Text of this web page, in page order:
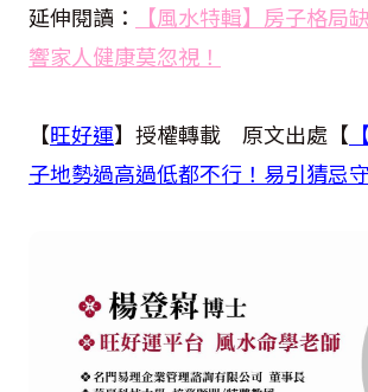
延伸閱讀：
【風水特輯】房子格局
響家人健康莫忽視！
【旺好運】授權轉載 原文出處【
子地勢過高過低都不行！易引猜忌